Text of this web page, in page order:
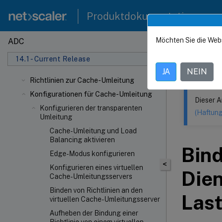
Produktdokumentation
ADC
14.1 - Current Release
Richtlinien zur Cache-Umleitung
Konfigurationen für Cache-Umleitung
Konfigurieren der transparenten
Umleitung
Cache-Umleitung und Load
Balancing aktivieren
Edge-Modus konfigurieren
Konfigurieren eines virtuellen
Cache-Umleitungsservers
Binden von Richtlinien an den
virtuellen Cache-Umleitungsserver
Aufheben der Bindung einer
Dieser Inhalt
<
Dieser
Möchten Sie die
JA NEIN